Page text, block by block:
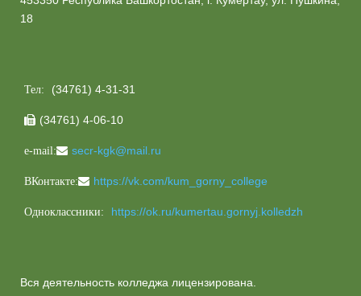
18
Тел: (34761) 4-31-31
 (34761) 4-06-10
e-mail: secr-kgk@mail.ru
ВКонтакте: https://vk.com/kum_gorny_college
Одноклассники: https://ok.ru/kumertau.gornyj.kolledzh
Вся деятельность колледжа лицензирована.